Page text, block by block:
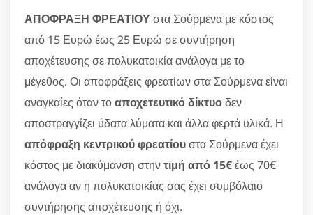
ΑΠΟΦΡΑΞΗ ΦΡΕΑΤΙΟΥστα Σούρμενα με κόστος
από 15 Ευρώ έως 25 Ευρώ σε συντήρηση
αποχέτευσης σε πολυκατοικία ανάλογα με το
μέγεθος. Οι αποφράξεις φρεατίων στα Σούρμενα είναι
αναγκαίες όταν τοαποχετευτικό δίκτυοδεν
αποστραγγίζει ύδατα λύματα και άλλα φερτά υλικά. Η
απόφραξη κεντρικού φρεατίουστα Σούρμενα έχει
κόστος με διακύμανση στηντιμή από 15€έως 70€
ανάλογα αν η πολυκατοικίας σας έχει συμβόλαιο
συντήρησης αποχέτευσης ή όχι.